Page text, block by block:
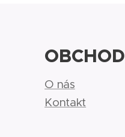
OBCHOD
O nás
Kontakt